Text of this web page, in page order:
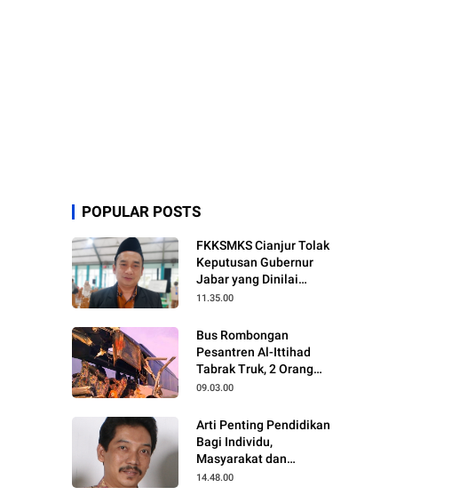
POPULAR POSTS
FKKSMKS Cianjur Tolak
Keputusan Gubernur
Jabar yang Dinilai
Merugikan Sekolah
11.35.00
Bus Rombongan
Pesantren Al-Ittihad
Tabrak Truk, 2 Orang
Meninggal Dunia
09.03.00
Arti Penting Pendidikan
Bagi Individu,
Masyarakat dan
Negara
14.48.00